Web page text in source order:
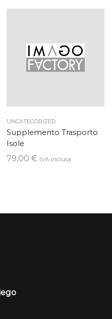
originale
UNCATEGORIZED
Supplemento Trasporto
Isole
79,00 € IVA inclusa